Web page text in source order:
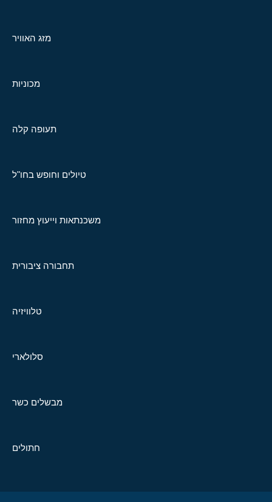
מזג האוויר
מכוניות
תעופה קלה
טיולים וחופש בחו"ל
משכנתאות וייעוץ מחזור
תחבורה ציבורית
טלוויזיה
סלולארי
מבשלים כשר
חתולים